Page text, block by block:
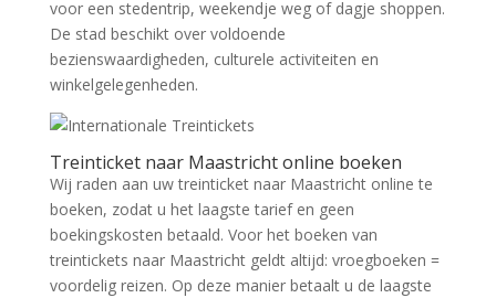
voor een stedentrip, weekendje weg of dagje shoppen.
De stad beschikt over voldoende
bezienswaardigheden, culturele activiteiten en
winkelgelegenheden.
Treinticket naar Maastricht online boeken
Wij raden aan uw treinticket naar Maastricht online te
boeken, zodat u het laagste tarief en geen
boekingskosten betaald. Voor het boeken van
treintickets naar Maastricht geldt altijd: vroegboeken =
voordelig reizen. Op deze manier betaalt u de laagste